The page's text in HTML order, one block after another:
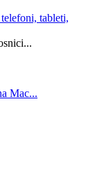
tableti,
Mac...